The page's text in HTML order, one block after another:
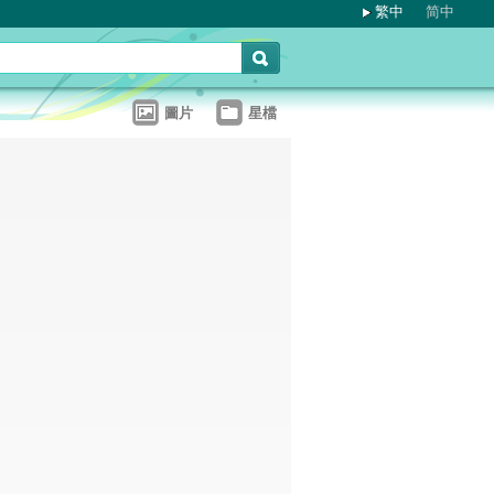
繁中 简中
圖片 星檔